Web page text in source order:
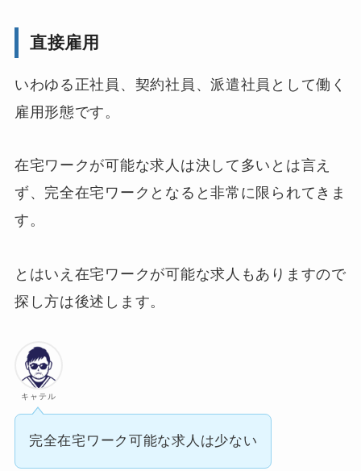
直接雇用
いわゆる正社員、契約社員、派遣社員として働く
雇用形態です。
在宅ワークが可能な求人は決して多いとは言え
ず、完全在宅ワークとなると非常に限られてきま
す。
とはいえ在宅ワークが可能な求人もありますので
探し方は後述します。
キャテル
完全在宅ワーク可能な求人は少ない